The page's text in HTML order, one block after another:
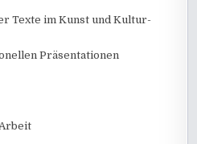
Texte im Kunst und Kultur-
Präsentationen